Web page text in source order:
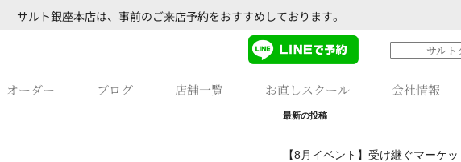
サルト銀座本店は、事前のご来店予約をおすすめしております。
サル
オーダー ブログ 店舗一覧 お直しスクール 会社情報
最新の投稿
【8月イベント】受け継ぐマーケ